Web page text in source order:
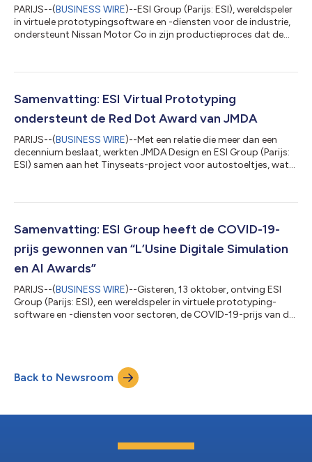
PARIJS--(BUSINESS WIRE)--ESI Group (Parijs: ESI), wereldspeler
in virtuele prototypingsoftware en -diensten voor de industrie,
ondersteunt Nissan Motor Co in zijn productieproces dat de
oersterk, dit materiaal zal worden gebruikt om veiligere en
de belangrijkste resultaten voor consumenten. Om deze
situatie het hoofd te b...
Samenvatting: ESI Virtual Prototyping
ondersteunt de Red Dot Award van JMDA
PARIJS--(BUSINESS WIRE)--Met een relatie die meer dan een
decennium beslaat, werkten JMDA Design en ESI Group (Parijs:
ESI) samen aan het Tinyseats-project voor autostoeltjes, wat
samen met ESI Group, een wereldspeler op het gebied van
bedrijven. Dankzij hun unieke samenwerking kon het Tinyseats-
project voor kinderautos...
Samenvatting: ESI Group heeft de COVID-19-
prijs gewonnen van “L’Usine Digitale Simulation
en AI Awards”
PARIJS--(BUSINESS WIRE)--Gisteren, 13 oktober, ontving ESI
Group (Parijs: ESI), een wereldspeler in virtuele prototyping-
software en -diensten voor sectoren, de COVID-19-prijs van de
tijdens het 15e jaarlijkse TERATEC-forum dat de beste
internationale experts op het gebied van simulatie, HPC, big
data en kunstmatige int...
Back to Newsroom